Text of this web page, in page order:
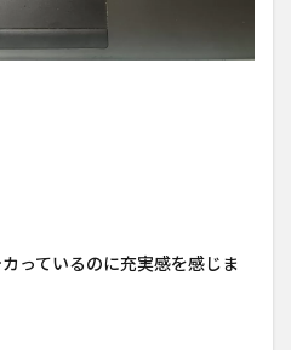
っているのに充実感を感じま